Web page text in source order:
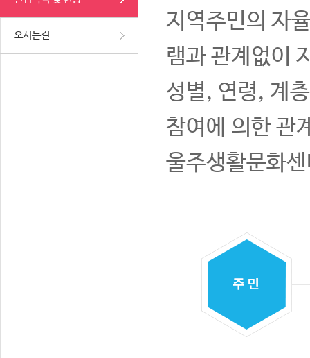
오시는길
지역주민의 자
램과 관계없이
성별, 연령, 계
참여에 의한 관
울주생활문화